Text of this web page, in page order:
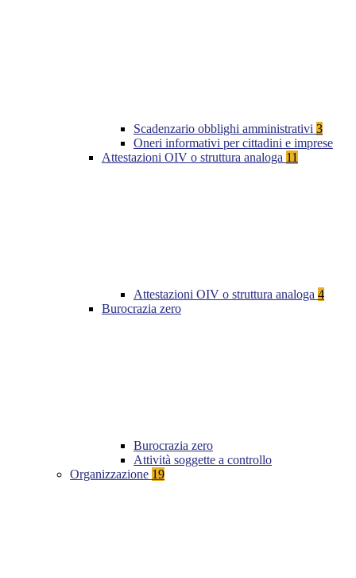
Scadenzario obblighi amministrativi 3
Oneri informativi per cittadini e imprese
Attestazioni OIV o struttura analoga 11
Attestazioni OIV o struttura analoga 4
Burocrazia zero
Burocrazia zero
Attività soggette a controllo
Organizzazione 19